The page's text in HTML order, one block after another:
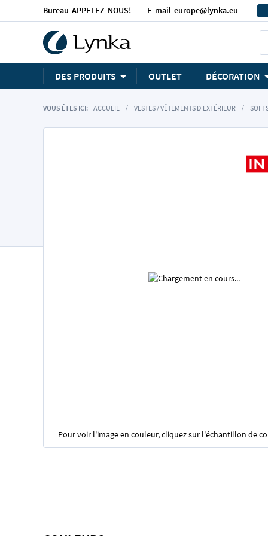
Bureau APPELEZ-NOUS! E-mail europe@lynka.eu
DES PRODUITS OUTLET DÉCORATION
VOUS ÊTES ICI: ACCUEIL VESTES / VÊTEMENTS D'EXTÉRIEUR
Pour voir l'image en couleur, cliquez sur l'échantillon de